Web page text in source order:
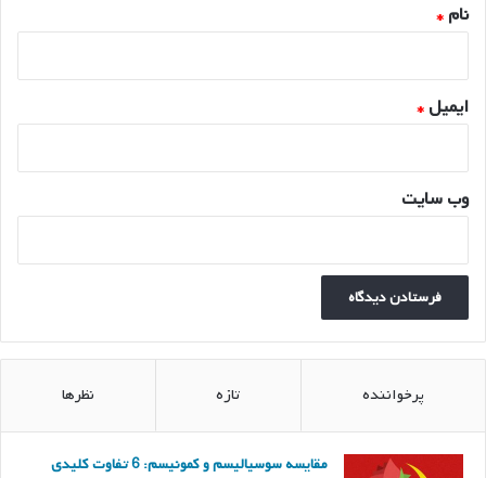
نام*
ایمیل*
وب‌ سایت
پرخواننده تازه نظرها
مقایسه سوسیالیسم و کمونیسم: 6 تفاوت کلیدی